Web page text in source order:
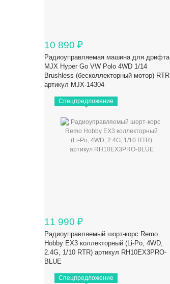
10 890 ₽
Радиоуправляемая машина для дрифта
MJX Hyper Go VW Polo 4WD 1/14
Brushless (бесколлекторный мотор) RTR
артикул MJX-14304
Спецпредложение
11 990 ₽
Радиоуправляемый шорт-корс Remo
Hobby EX3 коллекторный (Li-Po, 4WD,
2.4G, 1/10 RTR) артикул RH10EX3PRO-
BLUE
Спецпредложение